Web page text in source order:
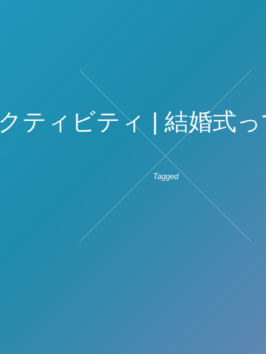
ティビティ | 結婚式
Tagged